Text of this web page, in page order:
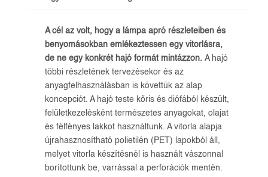
A cél az volt, hogy a lámpa apró részleteiben és
benyomásokban emlékeztessen egy vitorlásra,
de ne egy konkrét hajó formát mintázzon.A hajó
többi részletének tervezésekor és az
anyagfelhasználásban is követtük az alap
koncepciót. A hajó teste kőris és diófából készült,
felületkezelésként természetes anyagokat, olajat
és félfényes lakkot használtunk. A vitorla alapja
újrahasznosítható polietilén (PET) lapokból áll,
melyet vitorla készítésnél is használt vászonnal
borítottunk be, varrással a perforációk mentén.